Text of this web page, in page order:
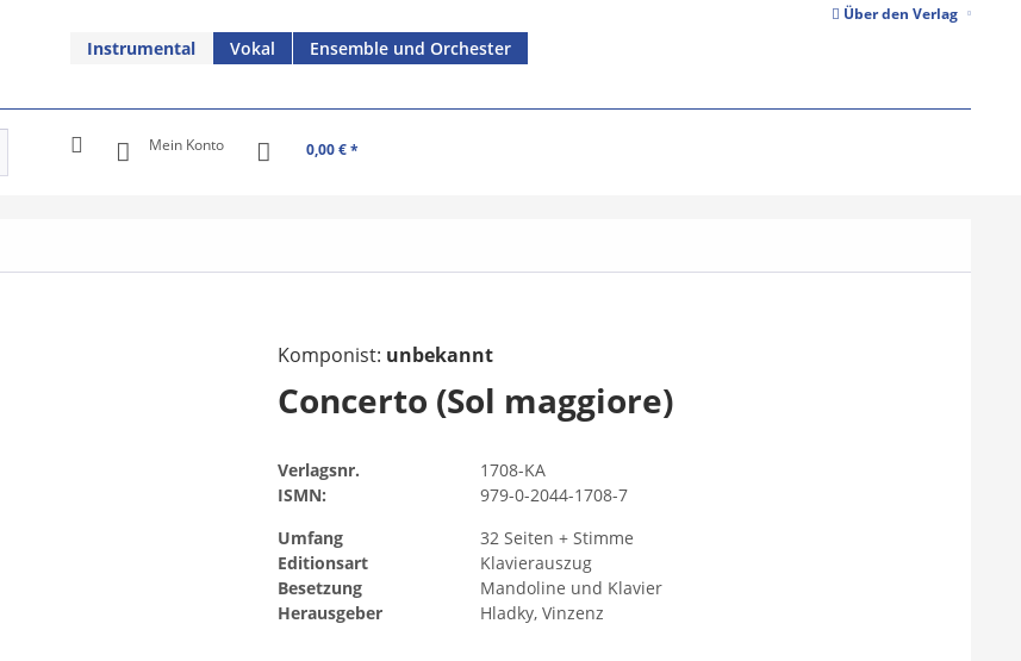
Über den Verlag
Instrumental Vokal Ensemble und Orchester
Mein Konto 0,00 € *
Komponist: unbekannt
Concerto (Sol maggiore)
Verlagsnr.
1708-KA
ISMN:
979-0-2044-1708-7
Umfang
32 Seiten + Stimme
Editionsart
Klavierauszug
Besetzung
Mandoline und Klavier
Herausgeber
Hladky, Vinzenz